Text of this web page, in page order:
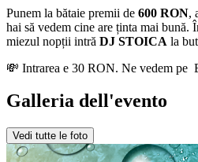
Punem la bătaie premii de 600 RON,
hai să vedem cine are ținta mai bună.
miezul nopții intră DJ STOICA la
💸 Intrarea e 30 RON. Ne vedem pe
Galleria dell'evento
Vedi tutte le foto